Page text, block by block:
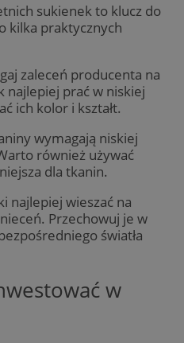
sukienek to klucz do
kilka praktycznych
zaleceń producenta na
najlepiej prać w niskiej
ich kolor i kształt.
wymagają niskiej
również używać
dla tkanin.
najlepiej wieszać na
Przechowuj je w
światła
w